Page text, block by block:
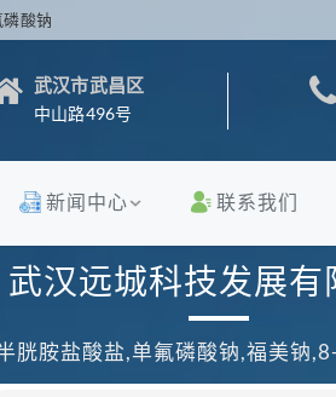
酸钠
武汉市武昌区
中山路496号
新闻中心 联系我们
武汉远城科技发展有
胱胺盐酸盐,单氟磷酸钠,福美钠